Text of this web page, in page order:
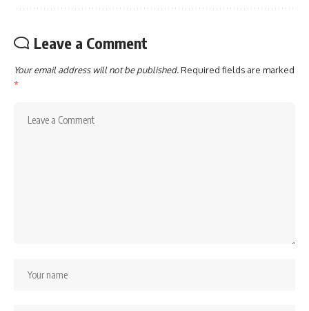
Leave a Comment
Your email address will not be published.Required fields are marked
*